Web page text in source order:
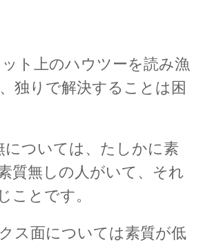
ト上のハウツーを読み漁
独りで解決することは困
については、たしかに素
質無しの人がいて、それ
ことです。
ス面については素質が低